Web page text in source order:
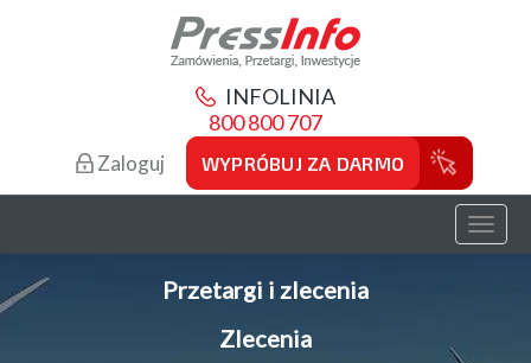
INFOLINIA
800 800 707
Zaloguj WYPRÓBUJ ZA DARMO
Toggle
Przetargi i zlecenia
Zlecenia